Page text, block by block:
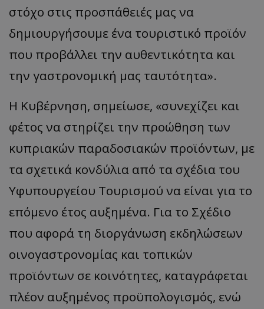
στόχο στις προσπάθειές μας να
δημιουργήσουμε ένα τουριστικό προϊόν
που προβάλλει την αυθεντικότητα και
την γαστρονομική μας ταυτότητα».
Η Κυβέρνηση, σημείωσε, «συνεχίζει και
φέτος να στηρίζει την προώθηση των
κυπριακών παραδοσιακών προϊόντων, με
τα σχετικά κονδύλια από τα σχέδια του
Υφυπουργείου Τουρισμού να είναι για το
επόμενο έτος αυξημένα. Για το Σχέδιο
που αφορά τη διοργάνωση εκδηλώσεων
οινογαστρονομίας και τοπικών
προϊόντων σε κοινότητες, καταγράφεται
πλέον αυξημένος προϋπολογισμός, ενώ